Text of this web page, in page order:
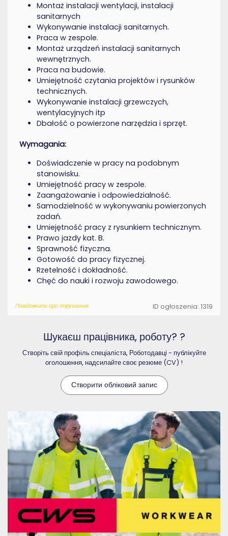
Montaż instalacji wentylacji, instalacji
sanitarnych
Wykonywanie instalacji sanitarnych.
Praca w zespole.
Montaż urządzeń instalacji sanitarnych
wewnętrznych.
Praca na budowie.
Umiejętność czytania projektów i rysunków
technicznych.
Wykonywanie instalacji grzewczych,
wentylacyjnych itp
Dbałość o powierzone narzędzia i sprzęt.
Wymagania:
Doświadczenie w pracy na podobnym
stanowisku.
Umiejętność pracy w zespole.
Zaangażowanie i odpowiedzialność.
Samodzielność w wykonywaniu powierzonych
zadań.
Umiejętność pracy z rysunkiem technicznym.
Prawo jazdy kat. B.
Sprawność fizyczna.
Gotowość do pracy fizycznej.
Rzetelność i dokładność.
Chęć do nauki i rozwoju zawodowego.
Повідомити про порушення ID ogłoszenia: 1319
Шукаєш працівника, роботу? ?
Створіть свій профіль спеціаліста, Роботодавці - публікуйте
оголошення, надсилайте своє резюме (CV) !
Створити обліковий запис